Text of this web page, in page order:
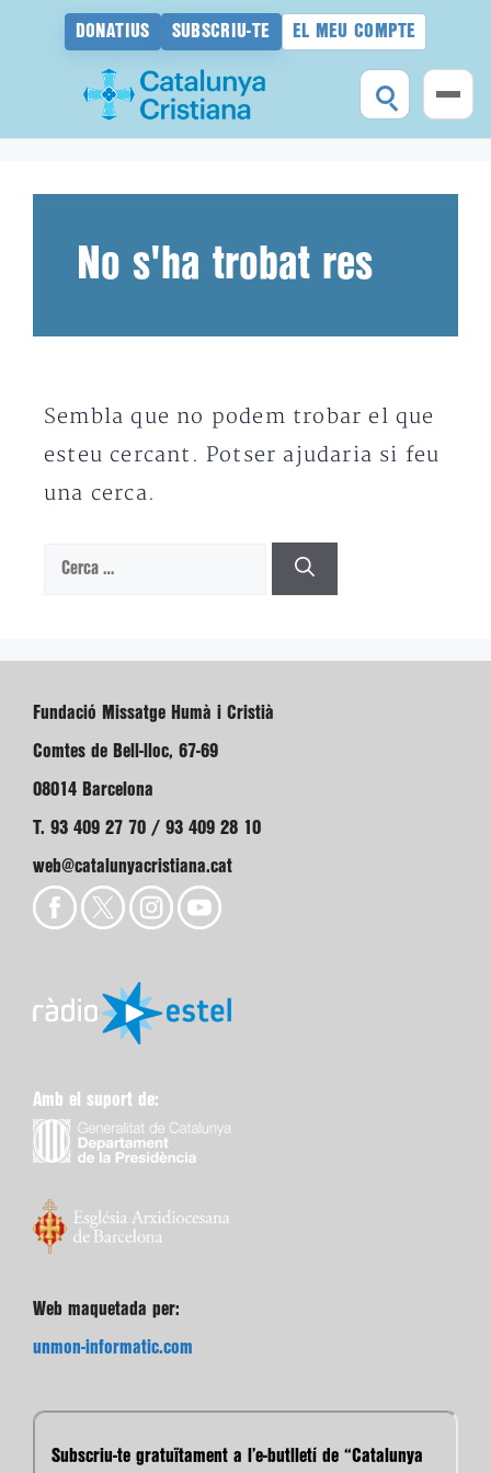
DONATIUS SUBSCRIU-TE EL MEU COMPTE
No s'ha trobat res
Sembla que no podem trobar el que
esteu cercant. Potser ajudaria si feu
una cerca.
Cerca:
Fundació Missatge Humà i Cristià
Comtes de Bell-lloc, 67-69
08014 Barcelona
T. 93 409 27 70 / 93 409 28 10
web@catalunyacristiana.cat
Amb el suport de:
Web maquetada per:
unmon-informatic.com
Subscriu-te gratuïtament a l’e-butlletí de “Catalunya